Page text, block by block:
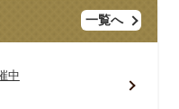
一覧へ
中